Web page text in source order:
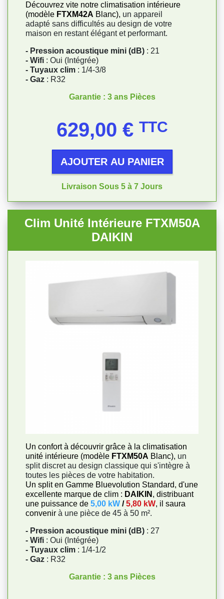
Découvrez vite notre climatisation intérieure
(modèle FTXM42A Blanc), un appareil
adapté sans difficultés au design de votre
maison en restant élégant et performant.
- Pression acoustique mini (dB) : 21
- Wifi : Oui (Intégrée)
- Tuyaux clim : 1/4-3/8
- Gaz : R32
Garantie : 3 ans Pièces
629,00 € TTC
AJOUTER AU PANIER
Livraison Sous 5 à 7 Jours
Clim Unité Intérieure FTXM50A
DAIKIN
Un confort à découvrir grâce à la climatisation
unité intérieure (modèle FTXM50A Blanc), un
split discret au design classique qui s'intègre à
toutes les pièces de votre habitation.
Un split en Gamme Bluevolution Standard, d'une
excellente marque de clim : DAIKIN , distribuant
une puissance de 5,00 kW /5,80 kW, il saura
convenir à une pièce de 45 à 50 m².
- Pression acoustique mini (dB) : 27
- Wifi : Oui (Intégrée)
- Tuyaux clim : 1/4-1/2
- Gaz : R32
Garantie : 3 ans Pièces